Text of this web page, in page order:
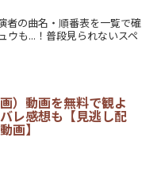
者の曲名・順番表を一覧で確
ウも...！普段見られないスペ
）動画を無料で観よ
レ感想も【見逃し配
画】